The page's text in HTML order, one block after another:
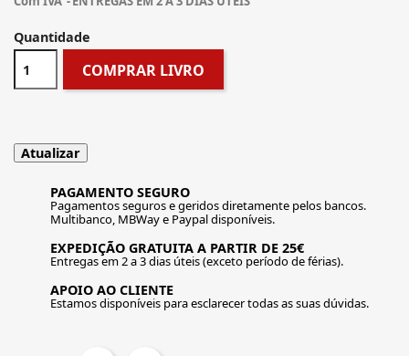
Quantidade
COMPRAR LIVRO
PAGAMENTO SEGURO
Pagamentos seguros e geridos diretamente pelos bancos.
Multibanco, MBWay e Paypal disponíveis.
EXPEDIÇÃO GRATUITA A PARTIR DE 25€
Entregas em 2 a 3 dias úteis (exceto período de férias).
APOIO AO CLIENTE
Estamos disponíveis para esclarecer todas as suas dúvidas.